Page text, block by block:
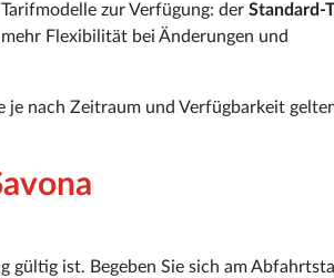
zur Verfügung: der Standard-
Flexibilität bei Änderungen und
je nach Zeitraum und Verfügbarkeit
gültig ist. Begeben Sie sich am